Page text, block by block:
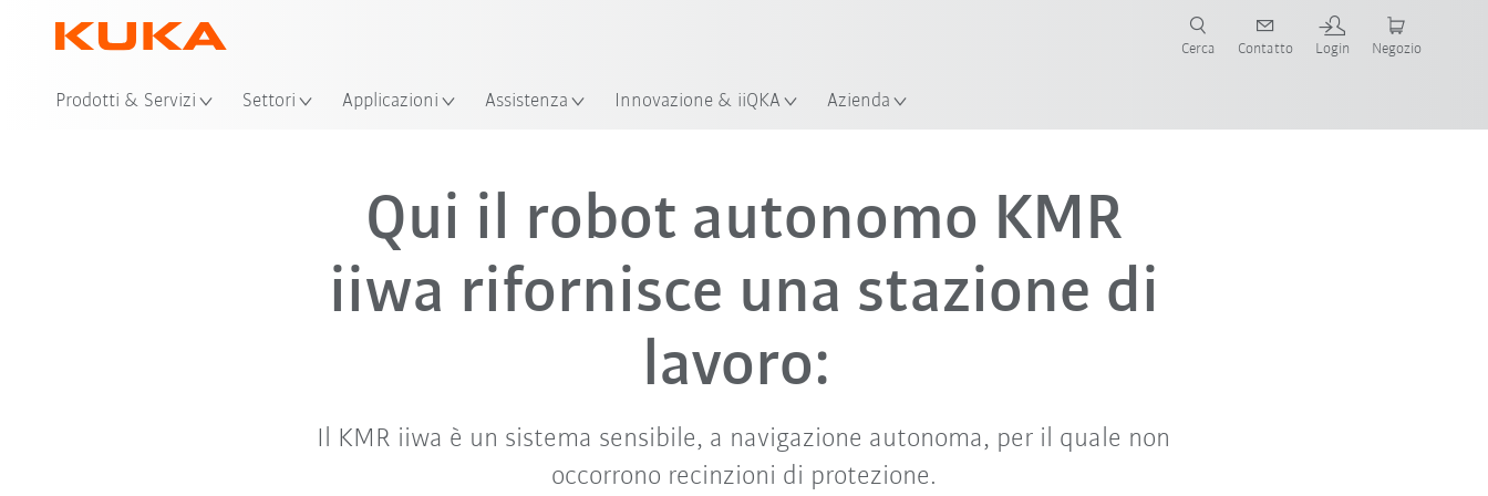
Prodotti & Servizi Settori Applicazioni Assistenza Innovazione & iiQKA Azienda
Cerca Contatto Login Negozio
Qui il robot autonomo KMR
iiwa rifornisce una stazione di
lavoro:
Il KMR iiwa è un sistema sensibile, a navigazione autonoma, per il quale non
occorrono recinzioni di protezione.